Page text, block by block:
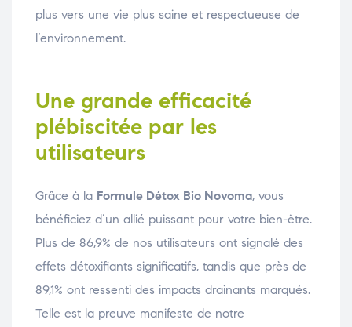
plus vers une vie plus saine et respectueuse de
l’environnement.
Une grande efficacité
plébiscitée par les
utilisateurs
Grâce à la Formule Détox Bio Novoma, vous
bénéficiez d’un allié puissant pour votre bien-être.
Plus de 86,9% de nos utilisateurs ont signalé des
effets détoxifiants significatifs, tandis que près de
89,1% ont ressenti des impacts drainants marqués.
Telle est la preuve manifeste de notre